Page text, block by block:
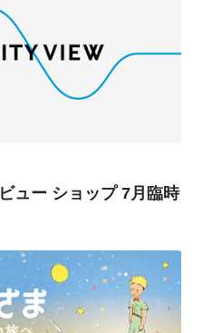
ュー ショップ 7月臨時